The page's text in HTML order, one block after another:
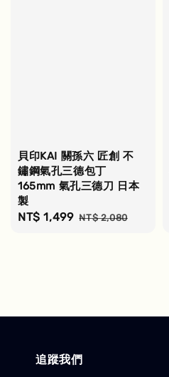
貝印KAI 關孫六 匠創 不
鏽鋼氣孔三德包丁
165mm 氣孔三德刀 日本
製
Sale
NT$ 1,499 Regular
NT$ 2,080
追蹤我們